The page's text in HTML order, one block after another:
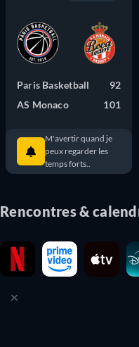
Paris Basketball
92
AS Monaco
101
M'avertir quand je
peux regarder les
temps forts..
Rencontres &